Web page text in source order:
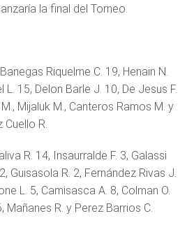
la final del Torneo.
Riquelme C. 19, Henain N.
L. 15, Delon Barle J. 10, De Jesus F.
Mijaluk M., Canteros Ramos M. y
Cuello R.
R. 14, Insaurralde F. 3, Galassi
Guisasola R. 2, Fernández Rivas J.
L. 5, Camisasca A. 8, Colman O.
Mañanes R. y Perez Barrios C.